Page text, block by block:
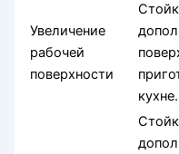
Увеличение
рабочей
поверхности
кухне.